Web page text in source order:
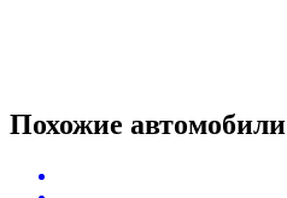
Похожие автомобили